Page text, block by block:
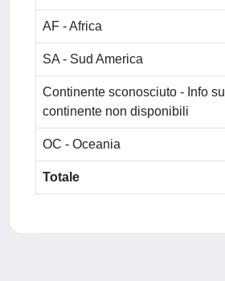
AF - Africa
SA - Sud America
Continente sconosciuto - Info sul
continente non disponibili
OC - Oceania
Totale